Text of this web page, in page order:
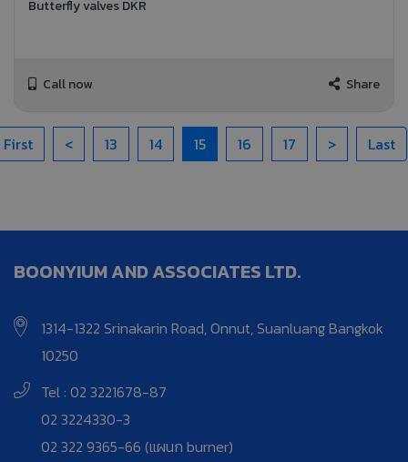
Butterfly valves DKR
Call now Share
First < 13 14 15 16 17 > Last
BOONYIUM AND ASSOCIATES LTD.
1314-1322 Srinakarin Road, Onnut, Suanluang Bangkok
10250
Tel : 02 3221678-87
02 3224330-3
02 322 9365-66 (แผนก burner)